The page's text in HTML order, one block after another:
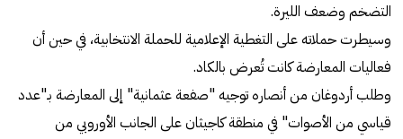
التضخم وضعف الليرة.
وسيطرت حملاته على التغطية الإعلامية للحملة الانتخابية، في حين أن
فعاليات المعارضة كانت تُعرض بالكاد.
وطلب أردوغان من أنصاره توجيه "صفعة عثمانية" إلى المعارضة بـ"عدد
قياسي من الأصوات" في منطقة كاجيثان على الجانب الأوروبي من